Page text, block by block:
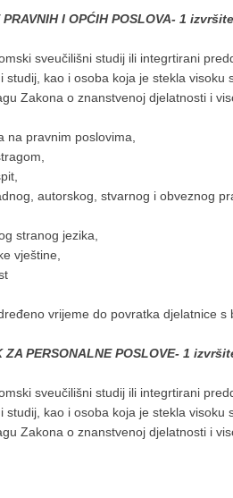
I OPĆIH POSLOVA- 1
sveučilišni studij ili integrtirani
studij, kao i osoba koja je stekla
Zakona o znanstvenoj djelatnosti i
pravnim poslovima,
autorskog, stvarnog i obveznog
jezika,
vještine,
vrijeme do povratka djelatnice s
ZA PERSONALNE POSLOVE- 1
sveučilišni studij ili integrtirani
studij, kao i osoba koja je stekla
Zakona o znanstvenoj djelatnosti i